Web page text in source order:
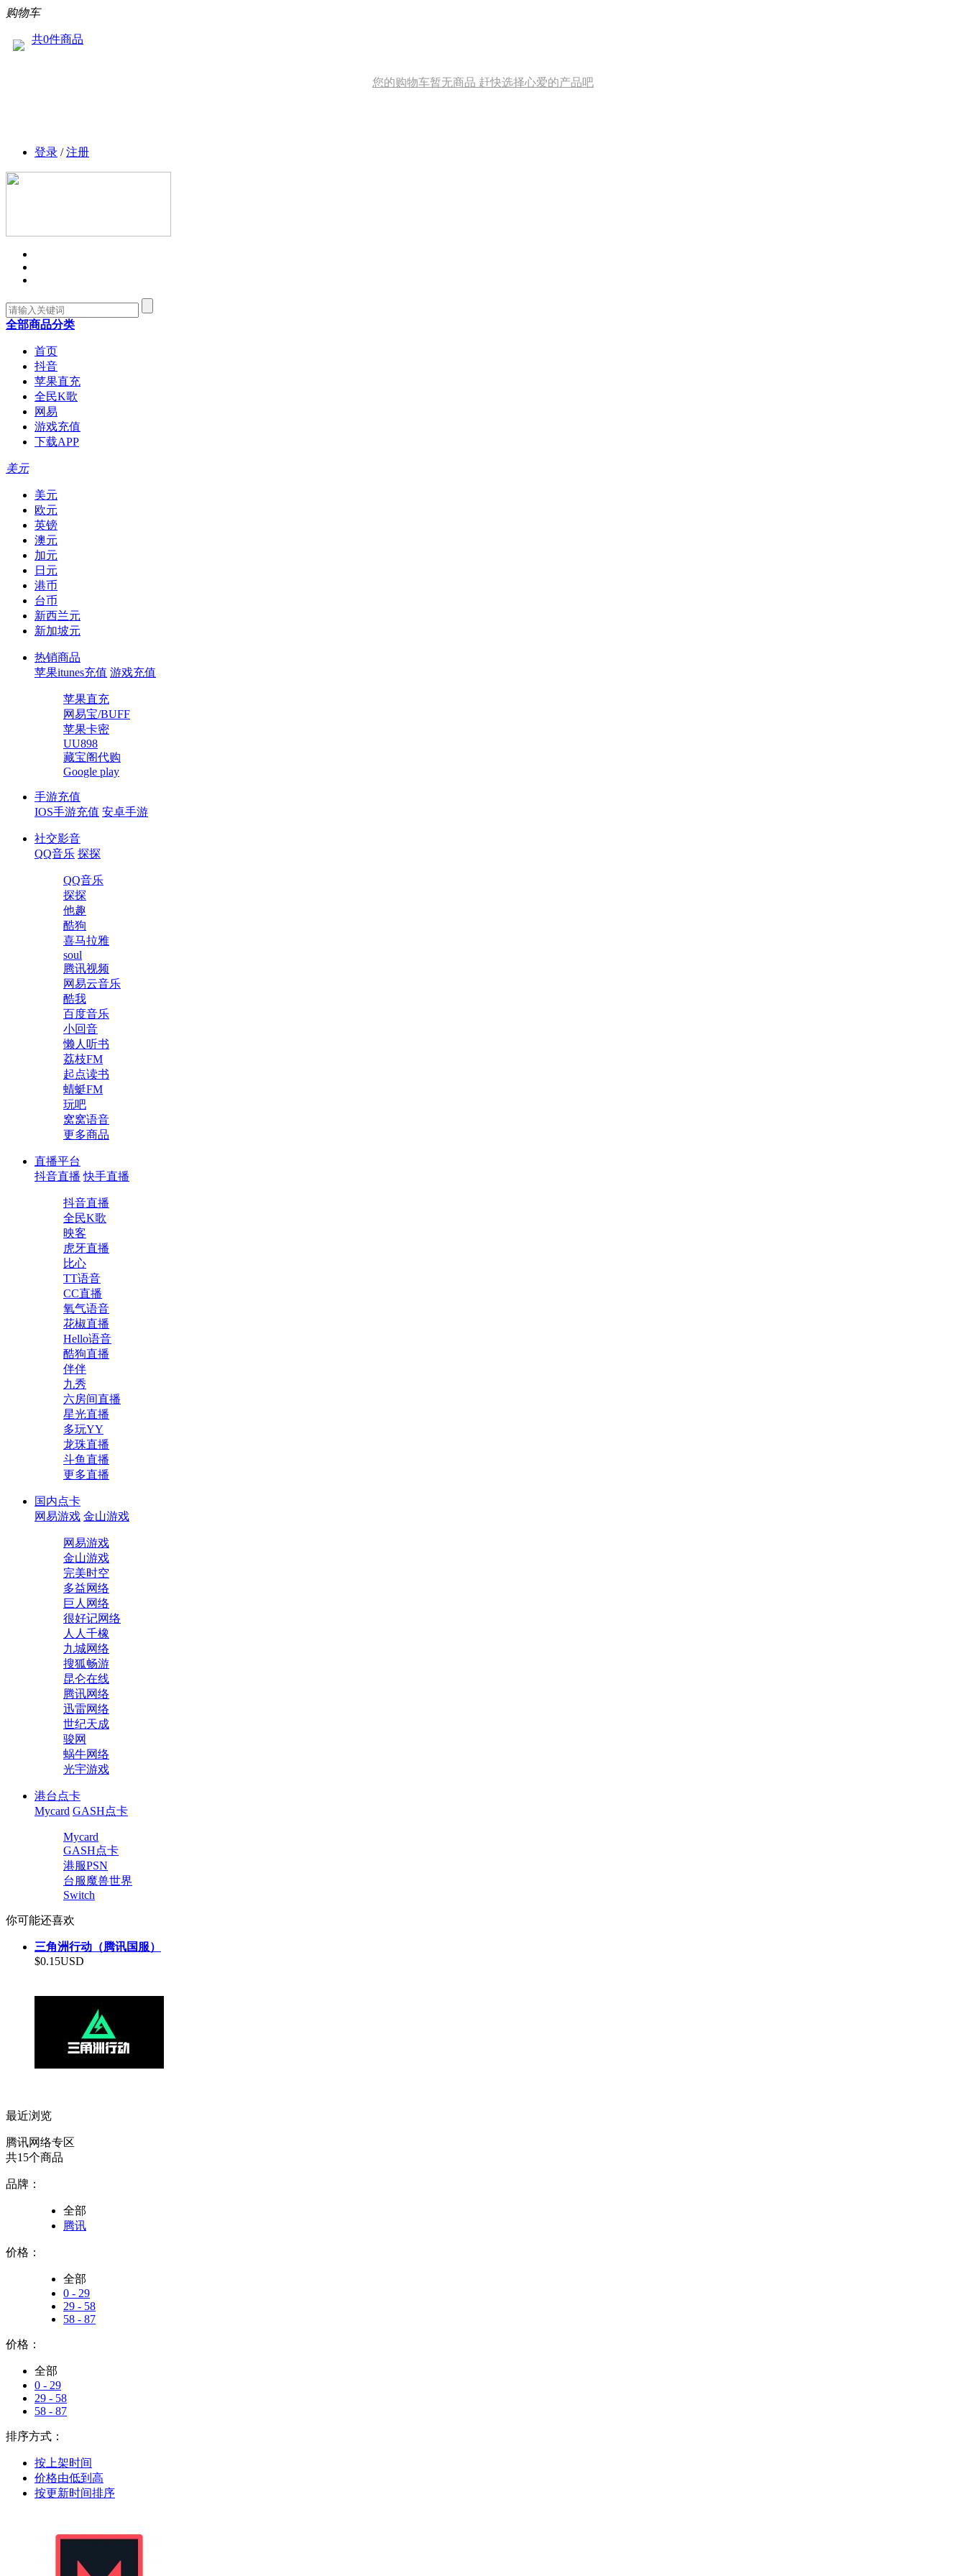
购物车
共0件商品
您的购物车暂无商品 赶快选择心爱的产品吧
登录 /注册
全部商品分类
首页
抖音
苹果直充
全民K歌
网易
游戏充值
下载APP
美元
美元
欧元
英镑
澳元
加元
日元
港币
台币
新西兰元
新加坡元
热销商品
苹果itunes充值 游戏充值
苹果直充
网易宝/BUFF
苹果卡密
UU898
藏宝阁代购
Google play
手游充值
IOS手游充值 安卓手游
社交影音
QQ音乐 探探
QQ音乐
探探
他趣
酷狗
喜马拉雅
soul
腾讯视频
网易云音乐
酷我
百度音乐
小回音
懒人听书
荔枝FM
起点读书
蜻蜓FM
玩吧
窝窝语音
更多商品
直播平台
抖音直播 快手直播
抖音直播
全民K歌
映客
虎牙直播
比心
TT语音
CC直播
氧气语音
花椒直播
Hello语音
酷狗直播
伴伴
九秀
六房间直播
星光直播
多玩YY
龙珠直播
斗鱼直播
更多直播
国内点卡
网易游戏 金山游戏
网易游戏
金山游戏
完美时空
多益网络
巨人网络
很好记网络
人人千橡
九城网络
搜狐畅游
昆仑在线
腾讯网络
迅雷网络
世纪天成
骏网
蜗牛网络
光宇游戏
港台点卡
Mycard GASH点卡
Mycard
GASH点卡
港服PSN
台服魔兽世界
Switch
你可能还喜欢
三角洲行动（腾讯国服）
$0.15USD
最近浏览
腾讯网络专区
共15个商品
品牌：
全部
腾讯
价格：
全部
0 - 29
29 - 58
58 - 87
价格：
全部
0 - 29
29 - 58
58 - 87
排序方式：
按上架时间
价格由低到高
按更新时间排序